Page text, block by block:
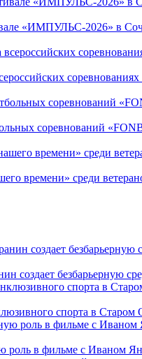
«ИМПУЛЬС-2026» в
соревнований
времени» среди
создает безбарьерную
спорта в Старом
роль в фильме с Иваном